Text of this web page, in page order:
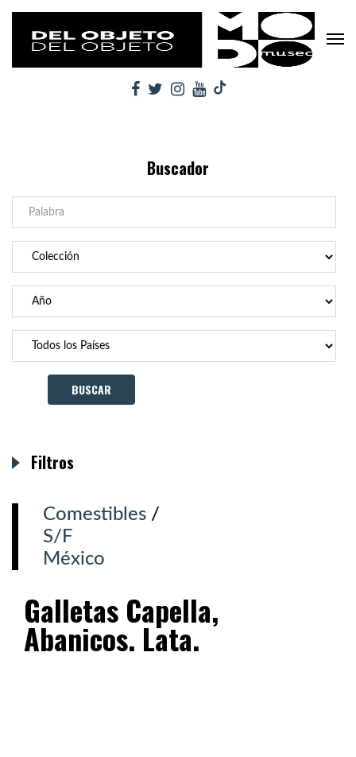
Buscador
Comestibles /
S/F
México
Galletas Capella,
Abanicos. Lata.
Filtros